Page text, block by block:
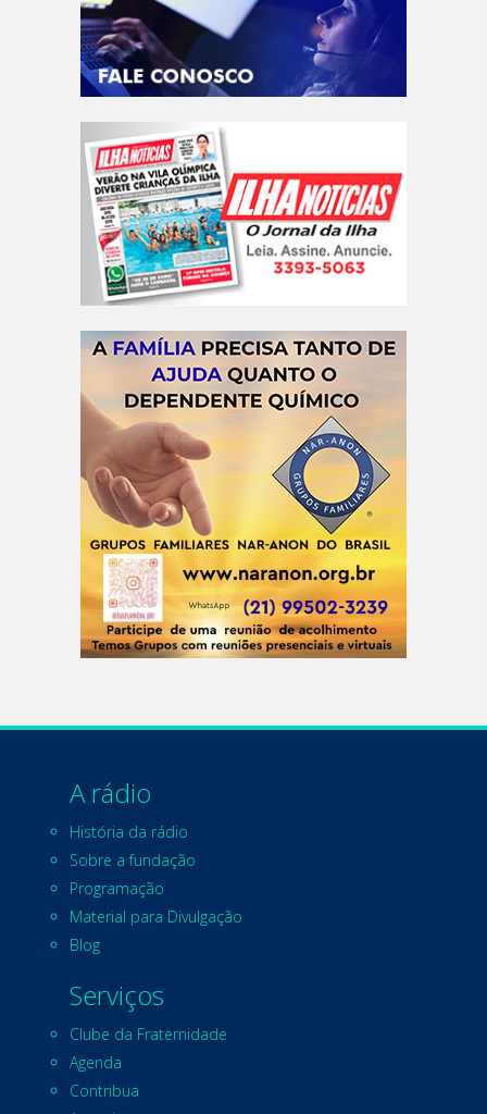
A rádio
História da rádio
Sobre a fundação
Programação
Material para Divulgação
Blog
Serviços
Clube da Fraternidade
Agenda
Contribua